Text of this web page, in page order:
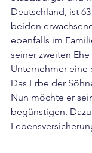
Deutschland, ist
beiden
ebenfalls im
seiner zweiten
Unternehmer eine
Das Erbe der
Nun möchte er
begünstigen.